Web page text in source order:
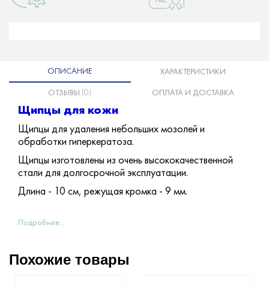
ОПИСАНИЕ ХАРАКТЕРИСТИКИ
ОТЗЫВЫ (0) ОПЛАТА И ДОСТАВКА
Щипцы для кожи
Щипцы для удаления небольших мозолей и
обработки гиперкератоза.
Щипцы изготовлены из очень высококачественной
стали для долгосрочной эксплуатации.
Длина - 10 см, режущая кромка - 9 мм.
Подробнее...
Похожие товары